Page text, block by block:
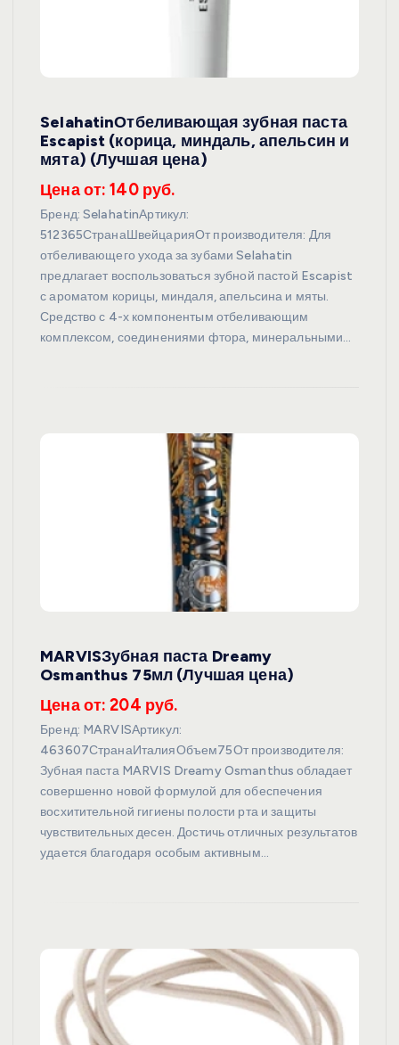
SelahatinОтбеливающая зубная паста
Escapist (корица, миндаль, апельсин и
мята) (Лучшая цена)
Цена от: 140 руб.
Бренд: SelahatinАртикул:
512365СтранаШвейцарияОт производителя: Для
отбеливающего ухода за зубами Selahatin
предлагает воспользоваться зубной пастой Escapist
с ароматом корицы, миндаля, апельсина и мяты.
Средство с 4-х компонентым отбеливающим
комплексом, соединениями фтора, минеральными…
MARVISЗубная паста Dreamy
Osmanthus 75мл (Лучшая цена)
Цена от: 204 руб.
Бренд: MARVISАртикул:
463607СтранаИталияОбъем75От производителя:
Зубная паста MARVIS Dreamy Osmanthus обладает
совершенно новой формулой для обеспечения
восхитительной гигиены полости рта и защиты
чувствительных десен. Достичь отличных результатов
удается благодаря особым активным…